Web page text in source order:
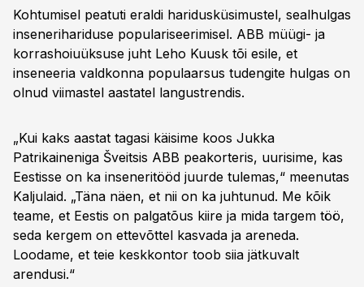
Kohtumisel peatuti eraldi haridusküsimustel, sealhulgas
insenerihariduse populariseerimisel. ABB müügi- ja
korrashoiuüksuse juht Leho Kuusk tõi esile, et
inseneeria valdkonna populaarsus tudengite hulgas on
olnud viimastel aastatel langustrendis.
„Kui kaks aastat tagasi käisime koos Jukka
Patrikaineniga Šveitsis ABB peakorteris, uurisime, kas
Eestisse on ka inseneritööd juurde tulemas,“ meenutas
Kaljulaid. „Täna näen, et nii on ka juhtunud. Me kõik
teame, et Eestis on palgatõus kiire ja mida targem töö,
seda kergem on ettevõttel kasvada ja areneda.
Loodame, et teie keskkontor toob siia jätkuvalt
arendusi.“